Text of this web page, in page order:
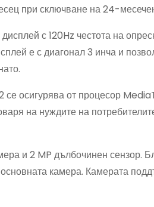
при сключване на 24-
с 120Hz честота на
е с диагонал 3 инча и
се осигурява от процесор
на нуждите на
и 2 MP дълбочинен сензор.
камера. Камерата